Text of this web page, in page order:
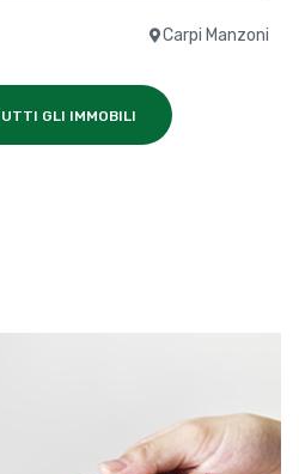
Carpi Manzoni
GLI IMMOBILI